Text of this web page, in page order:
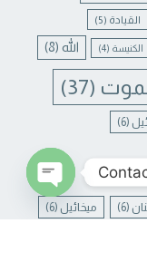
القيادة (5)
الكنيسة (4) الله (8)
(37)
(6)
(6) ميخائيل (6)
CHATY